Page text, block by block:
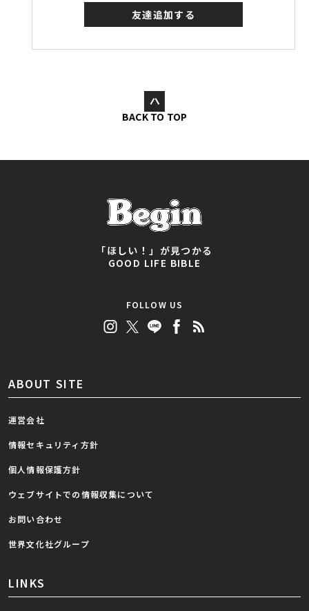
友達追加する
BACK TO TOP
「ほしい！」が見つかる
GOOD LIFE BIBLE
FOLLOW US
ABOUT SITE
運営会社
情報セキュリティ方針
個人情報保護方針
ウェブサイトでの情報収集について
お問い合わせ
世界文化社グループ
LINKS